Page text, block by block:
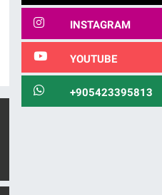
INSTAGRAM
YOUTUBE
+905423395813